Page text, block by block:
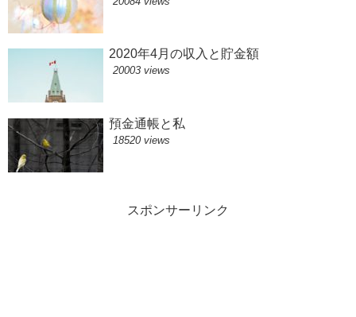
2020年4月の収入と貯金額
20003 views
預金通帳と私
18520 views
スポンサーリンク